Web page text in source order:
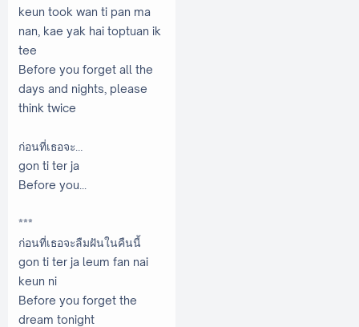
keun took wan ti pan ma
nan, kae yak hai toptuan ik
tee
Before you forget all the
days and nights, please
think twice
ก่อนที่เธอจะ…
gon ti ter ja
Before you...
***
ก่อนที่เธอจะลืมฝันในคืนนี้
gon ti ter ja leum fan nai
keun ni
Before you forget the
dream tonight